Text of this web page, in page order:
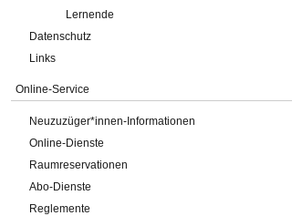
Lernende
Datenschutz
Links
Online-Service
Neuzuzüger*innen-Informationen
Online-Dienste
Raumreservationen
Abo-Dienste
Reglemente